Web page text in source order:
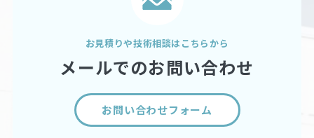
お見積りや技術相談はこちらから
メールでのお問い合わせ
お問い合わせフォーム